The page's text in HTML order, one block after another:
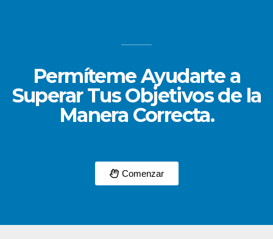
Permíteme Ayudarte a
Superar Tus Objetivos de la
Manera Correcta.
Comenzar